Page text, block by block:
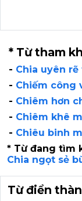
* Từ tham
- Chia uyên
- Chiếm công
- Chiêm hơn
- Chiêm khê
- Chiêu binh
* Từ đang tìm
Chia ngọt sẻ
Từ điển